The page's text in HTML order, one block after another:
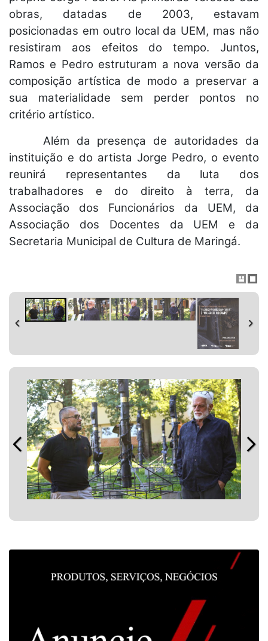
obras, datadas de 2003, estavam
posicionadas em outro local da UEM, mas não
resistiram aos efeitos do tempo. Juntos,
Ramos e Pedro estruturam a nova versão da
composição artística de modo a preservar a
sua materialidade sem perder pontos no
critério artístico.
Além da presença de autoridades da
instituição e do artista Jorge Pedro, o evento
reunirá representantes da luta dos
trabalhadores e do direito à terra, da
Associação dos Funcionários da UEM, da
Associação dos Docentes da UEM e da
Secretaria Municipal de Cultura de Maringá.